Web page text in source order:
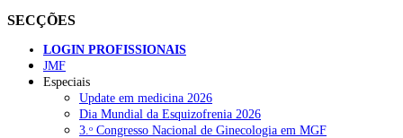
SECÇÕES
LOGIN PROFISSIONAIS
JMF
Especiais
Update em medicina 2026
Dia Mundial da Esquizofrenia 2026
3.ᵒ Congresso Nacional de Ginecologia em MGF